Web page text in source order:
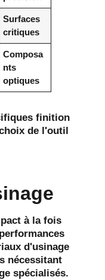
Surfaces
critiques
Composa
nts
optiques
finition
de l'outil
à la fois
d'usinage
nécessitant
spécialisés.